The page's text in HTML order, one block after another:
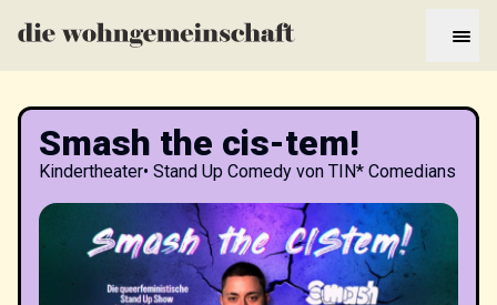
Smash the cis-tem!
Kindertheater• Stand Up Comedy von TIN* Comedians